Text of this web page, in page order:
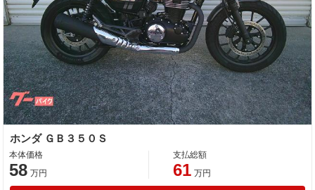
ホンダ ＧＢ３５０Ｓ
本体価格
58 万円
支払総額
61 万円